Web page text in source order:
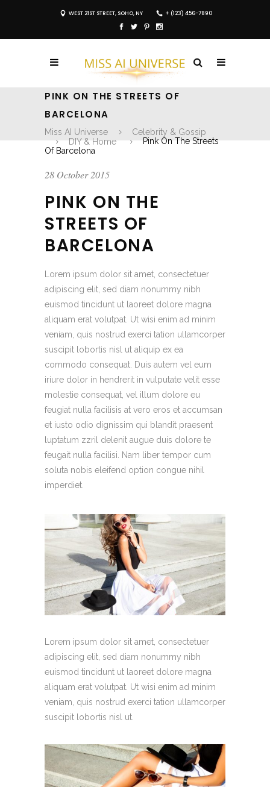
WEST 21ST STREET, SOHO, NY + (123) 456-7890
PINK ON THE STREETS OF
BARCELONA
Miss AI Universe
Celebrity & Gossip
DIY & Home
Pink On The Streets
Of Barcelona
28 October 2015
PINK ON THE
STREETS OF
BARCELONA
Lorem ipsum dolor sit amet, consectetuer
adipiscing elit, sed diam nonummy nibh
euismod tincidunt ut laoreet dolore magna
aliquam erat volutpat. Ut wisi enim ad minim
veniam, quis nostrud exerci tation ullamcorper
suscipit lobortis nisl ut aliquip ex ea
commodo consequat. Duis autem vel eum
iriure dolor in hendrerit in vulputate velit esse
molestie consequat, vel illum dolore eu
feugiat nulla facilisis at vero eros et accumsan
et iusto odio dignissim qui blandit praesent
luptatum zzril delenit augue duis dolore te
feugait nulla facilisi. Nam liber tempor cum
soluta nobis eleifend option congue nihil
imperdiet.
Lorem ipsum dolor sit amet, consectetuer
adipiscing elit, sed diam nonummy nibh
euismod tincidunt ut laoreet dolore magna
aliquam erat volutpat. Ut wisi enim ad minim
veniam, quis nostrud exerci tation ullamcorper
suscipit lobortis nisl ut.